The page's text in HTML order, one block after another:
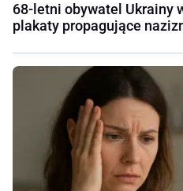
68-letni obywatel Ukrainy
plakaty propagujące